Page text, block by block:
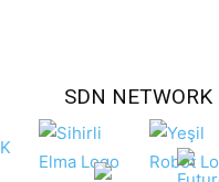
SDN NETWORK